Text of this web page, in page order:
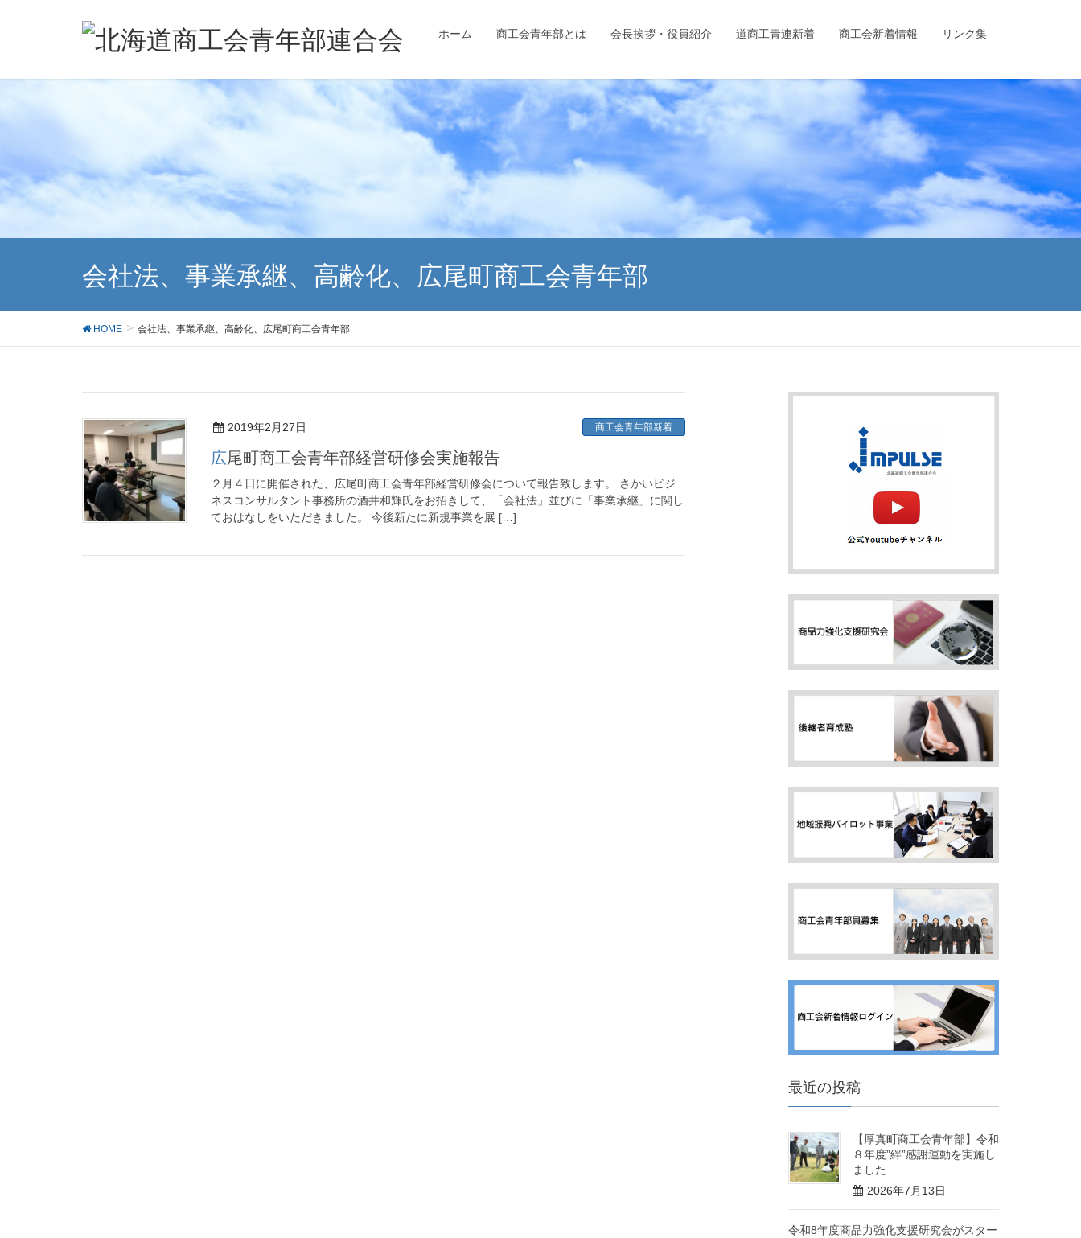
ホーム 商工会青年部とは 会長挨拶・役員紹介 道商工青連新着 商工会新着情報 リンク集
会社法、事業承継、高齢化、広尾町商工会青年部
HOME 会社法、事業承継、高齢化、広尾町商工会青年部
2019年2月27日 商工会青年部新着
広尾町商工会青年部経営研修会実施報告
２月４日に開催された、広尾町商工会青年部経営研修会について報告致します。 さかいビジ
ネスコンサルタント事務所の酒井和輝氏をお招きして、「会社法」並びに「事業承継」に関し
ておはなしをいただきました。 今後新たに新規事業を展 […]
最近の投稿
【厚真町商工会青年部】令和
８年度”絆”感謝運動を実施し
ました
2026年7月13日
令和8年度商品力強化支援研究会がスター